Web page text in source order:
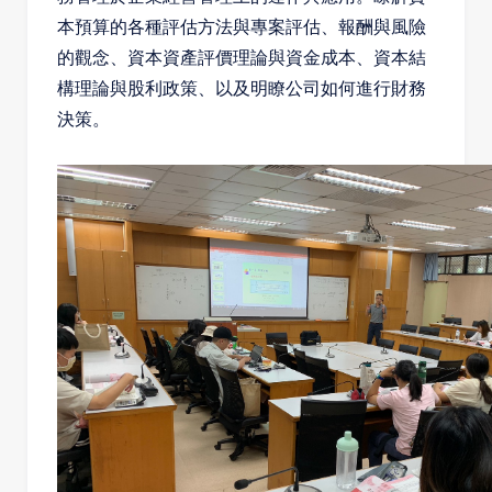
本預算的各種評估方法與專案評估、報酬與風險
的觀念、資本資產評價理論與資金成本、資本結
構理論與股利政策、以及明瞭公司如何進行財務
決策。